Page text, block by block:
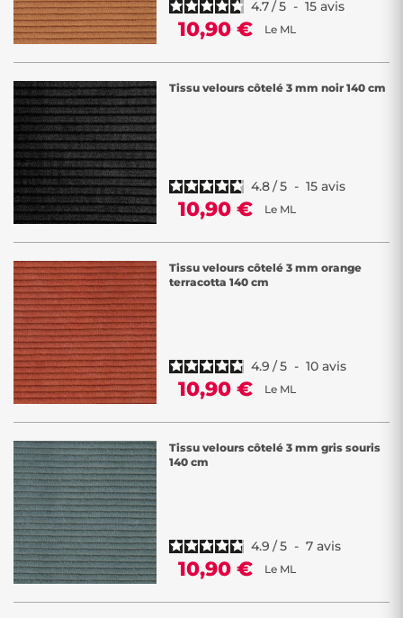
4.7/5 - 15 avis
10,90 € Le ML
Tissu velours côtelé 3 mm noir 140 cm
4.8/5 - 15 avis
10,90 € Le ML
Tissu velours côtelé 3 mm orange
terracotta 140 cm
4.9 /5 - 10 avis
10,90 € Le ML
Tissu velours côtelé 3 mm gris souris
140 cm
4.9 /5 - 7 avis
10,90 € Le ML